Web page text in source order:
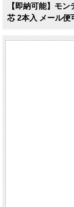
【即納可能】モ
芯 2本入 メール便